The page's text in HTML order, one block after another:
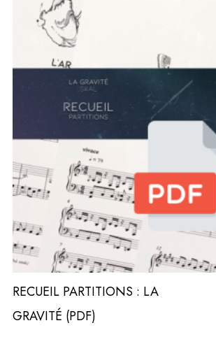
RECUEIL PARTITIONS : LA
GRAVITÉ (PDF)